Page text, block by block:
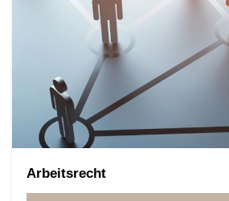
Arbeitsrecht